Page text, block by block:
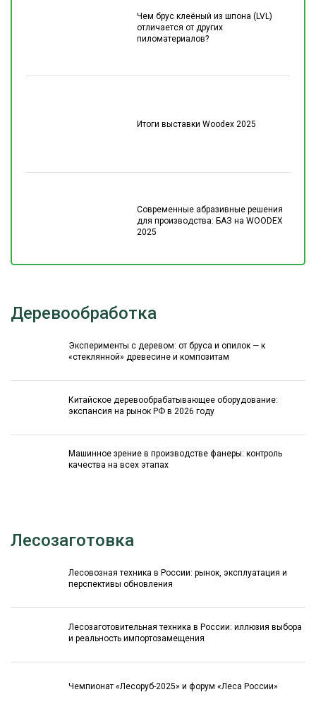
Чем брус клеёный из шпона (LVL)
отличается от других
пиломатериалов?
Итоги выставки Woodex 2025
Современные абразивные решения
для производства: БАЗ на WOODEX
2025
Деревообработка
Эксперименты с деревом: от бруса и опилок — к
«стеклянной» древесине и композитам
Китайское деревообрабатывающее оборудование:
экспансия на рынок РФ в 2026 году
Машинное зрение в производстве фанеры: контроль
качества на всех этапах
Лесозаготовка
Лесовозная техника в России: рынок, эксплуатация и
перспективы обновления
Лесозаготовительная техника в России: иллюзия выбора
и реальность импортозамещения
Чемпионат «Лесоруб-2025» и форум «Леса России»